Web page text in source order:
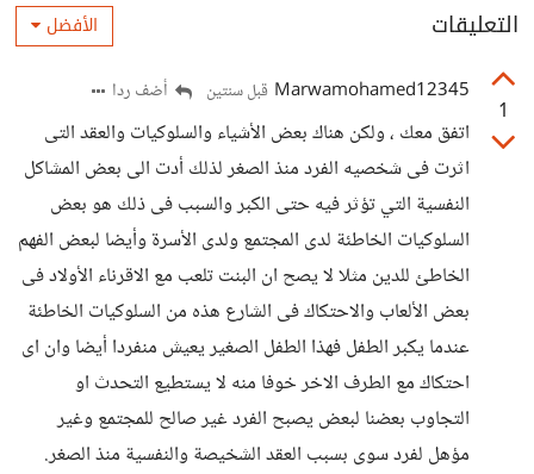
التعليقات الأفضل
1
Marwamohamed12345 قبل سنتين أضف ردا
اتفق معك ، ولكن هناك بعض الأشياء والسلوكيات والعقد التى
اثرت فى شخصيه الفرد منذ الصغر لذلك أدت الى بعض المشاكل
النفسية التي تؤثر فيه حتى الكبر والسبب فى ذلك هو بعض
السلوكيات الخاطئة لدى المجتمع ولدى الأسرة وأيضا لبعض الفهم
الخاطئ للدين مثلا لا يصح ان البنت تلعب مع الاقرناء الأولاد فى
بعض الألعاب والاحتكاك فى الشارع هذه من السلوكيات الخاطئة
عندما يكبر الطفل فهذا الطفل الصغير يعيش منفردا أيضا وان اى
احتكاك مع الطرف الاخر خوفا منه لا يستطيع التحدث او
التجاوب بعضنا لبعض يصبح الفرد غير صالح للمجتمع وغير
مؤهل لفرد سوى بسبب العقد الشخيصة والنفسية منذ الصغر.